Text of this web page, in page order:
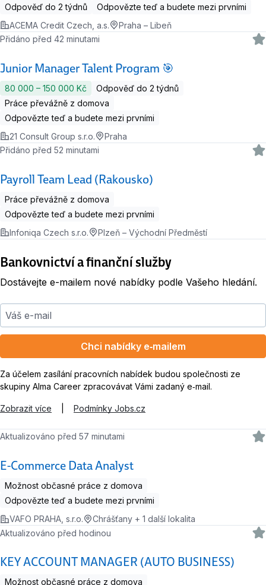
Odpověď do 2 týdnů
Odpovězte teď a budete mezi prvními
ACEMA Credit Czech, a.s.
Praha – Libeň
Junior Manager Talent Program 🎯
Přidáno před 42 minutami
80 000 ‍–‍ 150 000 Kč
Odpověď do 2 týdnů
Práce převážně z domova
Odpovězte teď a budete mezi prvními
21 Consult Group s.r.o.
Praha
Payroll Team Lead (Rakousko)
Přidáno před 52 minutami
Práce převážně z domova
Odpovězte teď a budete mezi prvními
Infoniqa Czech s.r.o.
Plzeň – Východní Předměstí
Bankovnictví a finanční služby
Dostávejte e-mailem nové nabídky podle Vašeho hledání.
Váš e-mail
Chci nabídky e‑mailem
Za účelem zasílání pracovních nabídek budou společnosti ze
skupiny Alma Career zpracovávat Vámi zadaný e‑mail.
Zobrazit více Podmínky Jobs.cz
E-Commerce Data Analyst
Aktualizováno před 57 minutami
Možnost občasné práce z domova
Odpovězte teď a budete mezi prvními
VAFO PRAHA, s.r.o.
Chrášťany + 1 další lokalita
KEY ACCOUNT MANAGER (AUTO BUSINESS)
Aktualizováno před hodinou
Možnost občasné práce z domova